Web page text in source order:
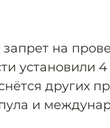
на
установили
других
и